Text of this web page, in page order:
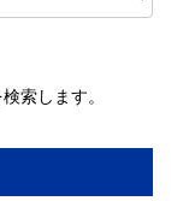
索します。